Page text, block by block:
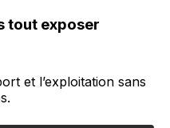
tout exposer
et l’exploitation sans